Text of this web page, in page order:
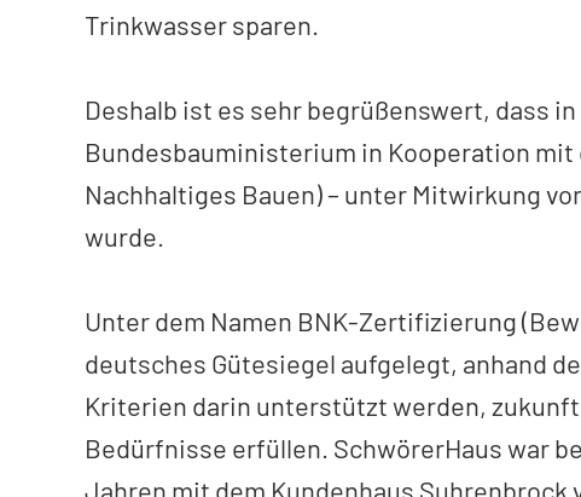
Trinkwasser sparen.
Deshalb ist es sehr begrüßenswert, dass
Bundesbauministerium in Kooperation
Nachhaltiges Bauen) – unter Mitwirkung
wurde.
Unter dem Namen BNK-Zertifizierung
deutsches Gütesiegel aufgelegt, anhand
Kriterien darin unterstützt werden,
Bedürfnisse erfüllen. SchwörerHaus war
Jahren mit dem Kundenhaus Suhrenbrock